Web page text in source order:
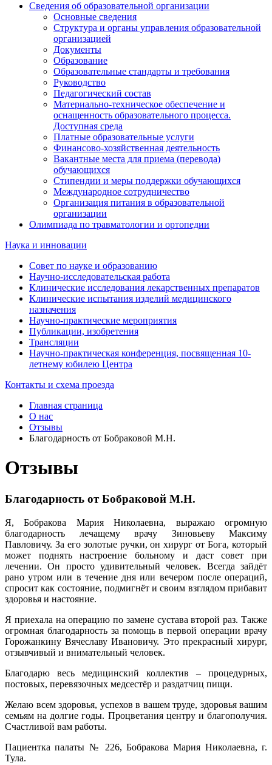
Сведения об образовательной организации
Основные сведения
Структура и органы управления образовательной
организацией
Документы
Образование
Образовательные стандарты и требования
Руководство
Педагогический состав
Материально-техническое обеспечение и
оснащенность образовательного процесса.
Доступная среда
Платные образовательные услуги
Финансово-хозяйственная деятельность
Вакантные места для приема (перевода)
обучающихся
Стипендии и меры поддержки обучающихся
Международное сотрудничество
Организация питания в образовательной
организации
Олимпиада по травматологии и ортопедии
Наука и инновации
Совет по науке и образованию
Научно-исследовательская работа
Клинические исследования лекарственных препаратов
Клинические испытания изделий медицинского
назначения
Научно-практические мероприятия
Публикации, изобретения
Трансляции
Научно-практическая конференция, посвященная 10-
летнему юбилею Центра
Контакты и схема проезда
Главная страница
О нас
Отзывы
Благодарность от Бобраковой М.Н.
Отзывы
Благодарность от Бобраковой М.Н.
Я, Бобракова Мария Николаевна, выражаю огромную
благодарность лечащему врачу Зиновьеву Максиму
Павловичу. За его золотые ручки, он хирург от Бога, который
может поднять настроение больному и даст совет при
лечении. Он просто удивительный человек. Всегда зайдёт
рано утром или в течение дня или вечером после операций,
спросит как состояние, подмигнёт и своим взглядом прибавит
здоровья и настояние.
Я приехала на операцию по замене сустава второй раз. Также
огромная благодарность за помощь в первой операции врачу
Горожанкину Вячеславу Ивановичу. Это прекрасный хирург,
отзывчивый и внимательный человек.
Благодарю весь медицинский коллектив – процедурных,
постовых, перевязочных медсестёр и раздатчиц пищи.
Желаю всем здоровья, успехов в вашем труде, здоровья вашим
семьям на долгие годы. Процветания центру и благополучия.
Счастливой вам работы.
Пациентка палаты № 226, Бобракова Мария Николаевна, г.
Тула.